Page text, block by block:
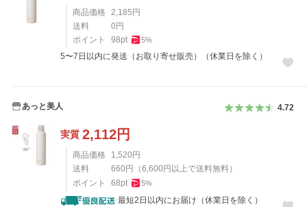
商品価格 2,185 円
送料
0 円
ポイント
98pt 5%
5〜7日以内に発送（お取り寄せ販売）（休業日を除く）
あっと美人 4.72
実質 2,112円
商品価格 1,520 円
送料
660 円 （6,600 円以上で送料無料）
ポイント
68pt 5%
最短2日以内にお届け（休業日を除く）